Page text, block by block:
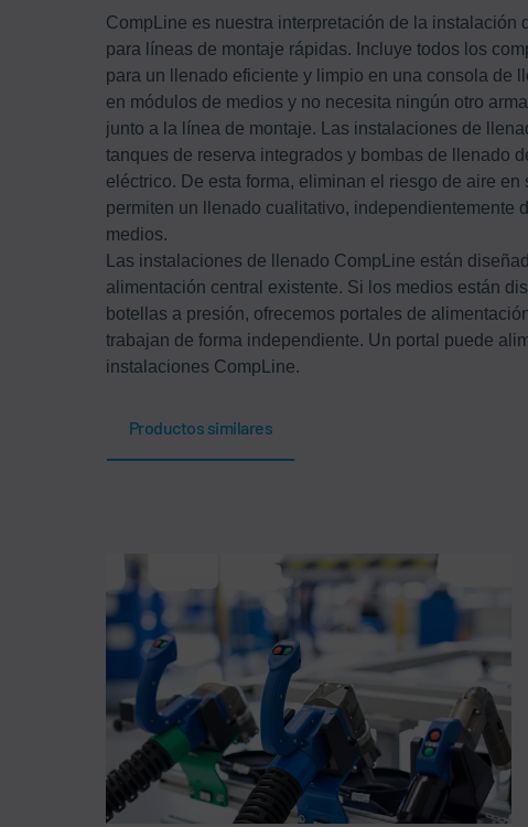
CompLine es nuestra interpretación de la instalación
para líneas de montaje rápidas. Incluye todos los
para un llenado eficiente y limpio en una consola de
en módulos de medios y no necesita ningún otro
junto a la línea de montaje. Las instalaciones de
tanques de reserva integrados y bombas de llenado
eléctrico. De esta forma, eliminan el riesgo de aire en
permiten un llenado cualitativo, independientemente
medios.
Las instalaciones de llenado CompLine están
alimentación central existente. Si los medios están
botellas a presión, ofrecemos portales de
trabajan de forma independiente. Un portal puede
instalaciones CompLine.
Productos similares